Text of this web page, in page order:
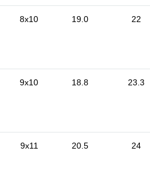
8x10 19.0 22
9x10 18.8 23.3
9x11 20.5 24